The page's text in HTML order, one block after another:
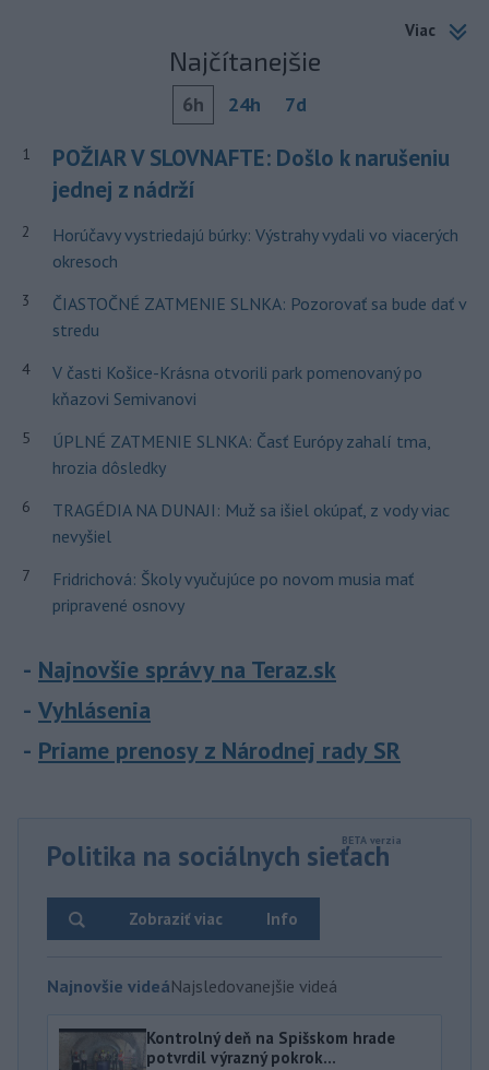
Viac
Najčítanejšie
6h 24h 7d
1
POŽIAR V SLOVNAFTE: Došlo k narušeniu
jednej z nádrží
2
Horúčavy vystriedajú búrky: Výstrahy vydali vo viacerých
okresoch
3
ČIASTOČNÉ ZATMENIE SLNKA: Pozorovať sa bude dať v
stredu
4
V časti Košice-Krásna otvorili park pomenovaný po
kňazovi Semivanovi
5
ÚPLNÉ ZATMENIE SLNKA: Časť Európy zahalí tma,
hrozia dôsledky
6
TRAGÉDIA NA DUNAJI: Muž sa išiel okúpať, z vody viac
nevyšiel
7
Fridrichová: Školy vyučujúce po novom musia mať
pripravené osnovy
Najnovšie správy na Teraz.sk
Vyhlásenia
Priame prenosy z Národnej rady SR
Politika na sociálnych sieťach
Info
Zobraziť viac
Najnovšie videáNajsledovanejšie videá
Kontrolný deň na Spišskom hrade
potvrdil výrazný pokrok...